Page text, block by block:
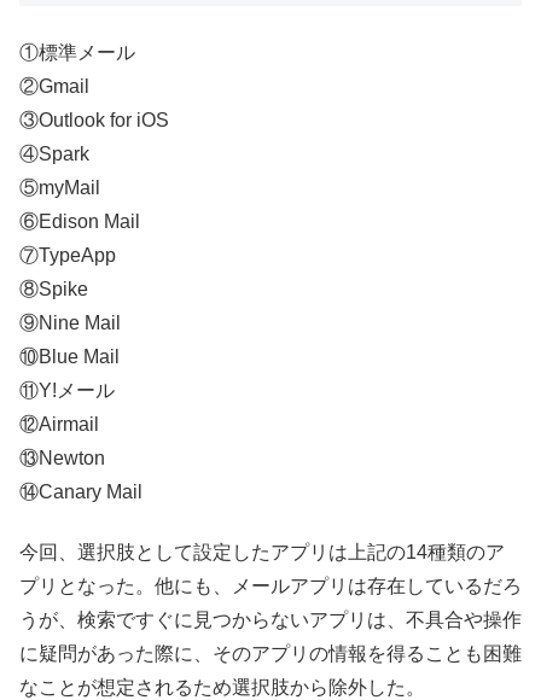
①標準メール
②Gmail
③Outlook for iOS
④Spark
⑤myMail
⑥Edison Mail
⑦TypeApp
⑧Spike
⑨Nine Mail
⑩Blue Mail
⑪Y!メール
⑫Airmail
⑬Newton
⑭Canary Mail
今回、選択肢として設定したアプリは上記の14種類のア
プリとなった。他にも、メールアプリは存在しているだろ
うが、検索ですぐに見つからないアプリは、不具合や操作
に疑問があった際に、そのアプリの情報を得ることも困難
なことが想定されるため選択肢から除外した。